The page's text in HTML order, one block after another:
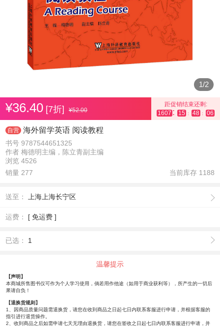
1/2
¥36.40 [7折] ¥52.00
距促销结束还剩:
1607 : 15 : 48 : 05
自营 海外留学英语 阅读教程
书号 9787544651325
作者 梅德明主编，陈立青副主编
浏览 4526
销量 277
当前库存 1188
送至： 上海上海长宁区
运费： [ 免运费 ]
已选： 1
温馨提示
【声明】
本商城所售图书仅可作为个人学习使用，倘若用作他途（如用于商业获利等），所产生的一切后
果请自负！
【退换货规则】
1、因商品质量问题需退换货，请您在收到商品之日起七日内联系客服进行申请，并根据客服的
指引进行退货操作。
2、收到商品之后如需申请七天无理由退换货，请您在签收之日起七日内联系客服进行申请，并